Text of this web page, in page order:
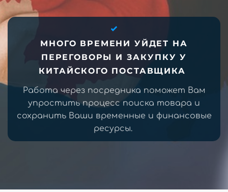
МНОГО ВРЕМЕНИ УЙДЕТ НА
ПЕРЕГОВОРЫ И ЗАКУПКУ У
КИТАЙСКОГО ПОСТАВЩИКА
Работа через посредника поможет Вам
упростить процесс поиска товара и
сохранить Ваши временные и финансовые
ресурсы.